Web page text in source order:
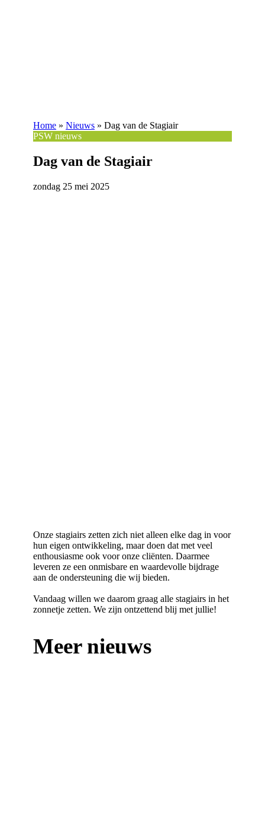
Home » Nieuws » Dag van de Stagiair
PSW nieuws
Dag van de Stagiair
zondag 25 mei 2025
Onze stagiairs zetten zich niet alleen elke dag in voor
hun eigen ontwikkeling, maar doen dat met veel
enthousiasme ook voor onze cliënten. Daarmee
leveren ze een onmisbare en waardevolle bijdrage
aan de ondersteuning die wij bieden.
Vandaag willen we daarom graag alle stagiairs in het
zonnetje zetten. We zijn ontzettend blij met jullie!
Meer nieuws